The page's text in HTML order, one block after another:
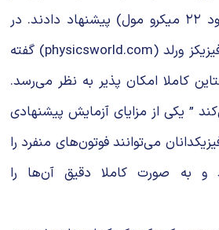
حدود جرم پلانک (حدود ۲۲ میکرو مول) پیشنهاد دادند. در
حقیقت پیکوفسکی به فیزیکز ورلد (physicsworld.com) گفته
کاملا امکان پذیر به نظر می‌رسد.
” یکی از مزایای آزمایش پیشنهادی
می‌توانند فوتون‌های منفرد را
و به صورت کاملا دقیق آن‌ها را